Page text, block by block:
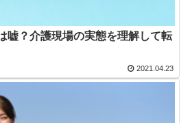
嘘？介護現場の実態を理解して転
2021.04.23